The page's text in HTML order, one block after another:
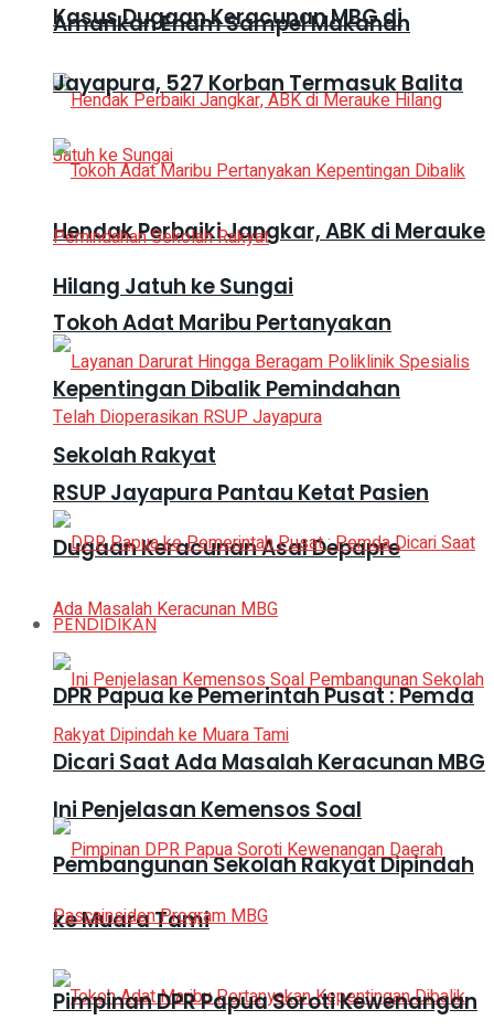
Amankan Enam Sampel Makanan
Hendak Perbaiki Jangkar, ABK di Merauke
Hilang Jatuh ke Sungai
RSUP Jayapura Pantau Ketat Pasien
Dugaan Keracunan Asal Depapre
PENDIDIKAN
Ini Penjelasan Kemensos Soal
Pembangunan Sekolah Rakyat Dipindah
ke Muara Tami
Kasus Dugaan Keracunan MBG di
Jayapura, 527 Korban Termasuk Balita
Tokoh Adat Maribu Pertanyakan
Kepentingan Dibalik Pemindahan
Sekolah Rakyat
DPR Papua ke Pemerintah Pusat : Pemda
Dicari Saat Ada Masalah Keracunan MBG
Pimpinan DPR Papua Soroti Kewenangan